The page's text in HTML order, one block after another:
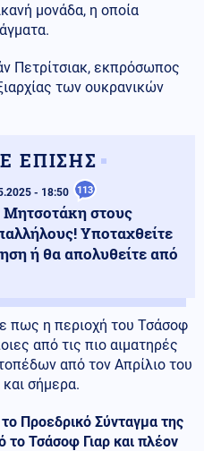
μονάδα, η οποία
Πετρίτσιακ, εκπρόσωπος
των ουκρανικών
ΕΠΙΣΗΣ
- 18:50 113
Μητσοτάκη στους
Υποταχθείτε
ή θα απολυθείτε από
πως η περιοχή του Τσάσοφ
από τις πιο αιματηρές
από τον Απρίλιο του
σήμερα.
το Προεδρικό Σύνταγμα της
το Τσάσοφ Γιαρ και πλέον